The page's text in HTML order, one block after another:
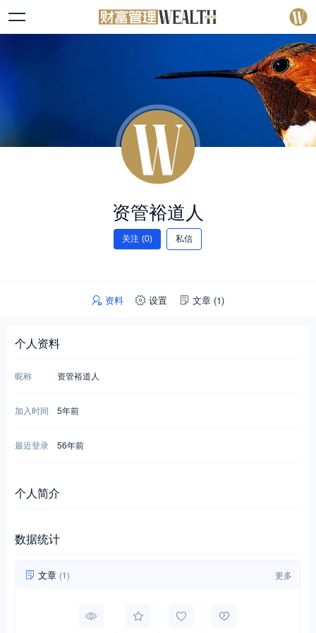
资管裕道人
关注 (0) 私信
资料 设置 文章 (1)
个人资料
昵称 资管裕道人
加入时间 5年前
最近登录 56年前
个人简介
数据统计
文章 (1) 更多